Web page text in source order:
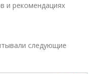
и рекомендациях
следующие